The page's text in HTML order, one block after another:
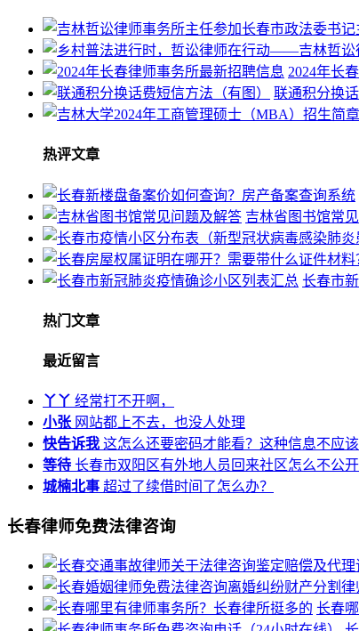
2024年长
联通积分换
热评文章
吉林省图书馆常
长春市
热门文章
最近留言
丫丫 经常打不开啊，
小张 网站都上不去，也没人处理
快告诉我 这怎么还要密码才能看？这种信息不应
等待 长春市双阳区有外地人员回来社区怎么不公
城楠北事 超过了续借时间了怎么办？
长春律师免费法律咨询
长春